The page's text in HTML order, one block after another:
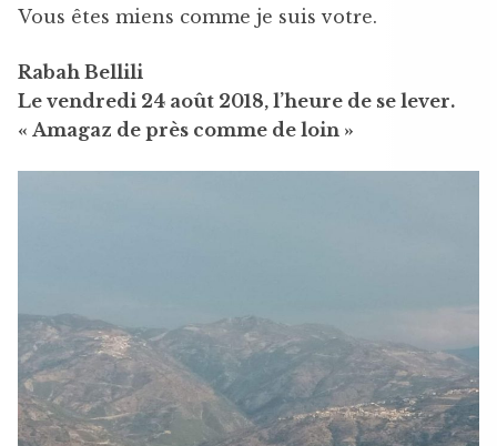
Vous êtes miens comme je suis votre.
Rabah Bellili
Le vendredi 24 août 2018, l’heure de se lever.
« Amagaz de près comme de loin »